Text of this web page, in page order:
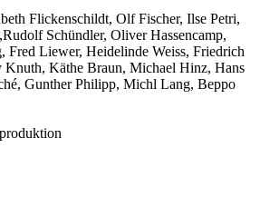
Flickenschildt, Olf Fischer, Ilse Petri,
Schündler, Oliver Hassencamp,
Fred Liewer, Heidelinde Weiss, Friedrich
Knuth, Käthe Braun, Michael Hinz, Hans
Gunther Philipp, Michl Lang, Beppo